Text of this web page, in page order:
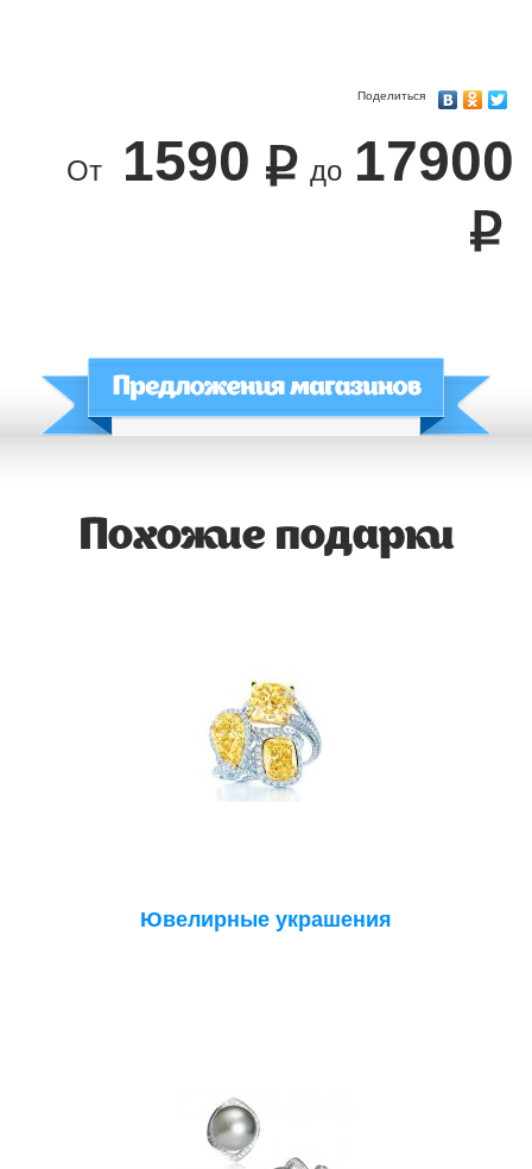
Поделиться
От 1590 до 17900
Похожие подарки
Ювелирные украшения